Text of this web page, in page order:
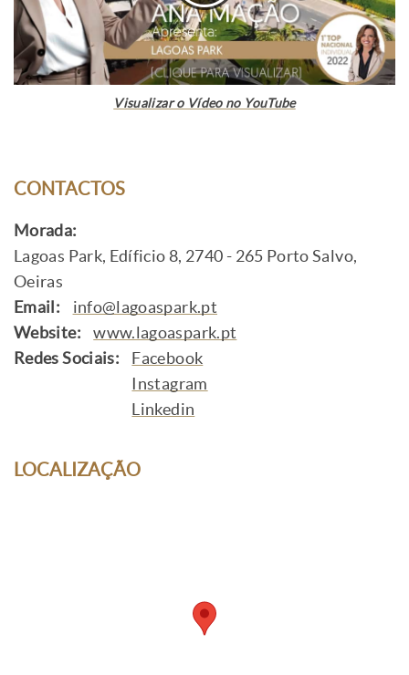
Visualizar o Vídeo no YouTube
CONTACTOS
Morada:
Lagoas Park, Edíficio 8, 2740 - 265 Porto Salvo,
Oeiras
Email:
info@lagoaspark.pt
Website:
www.lagoaspark.pt
Redes Sociais:
Facebook
Instagram
Linkedin
LOCALIZAÇÃO